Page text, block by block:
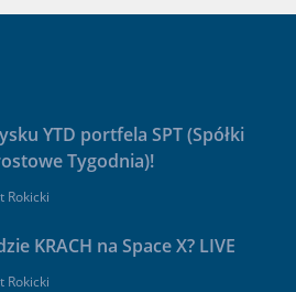
YTD portfela SPT (Spółki
Tygodnia)!
Rokicki
KRACH na Space X? LIVE
Rokicki